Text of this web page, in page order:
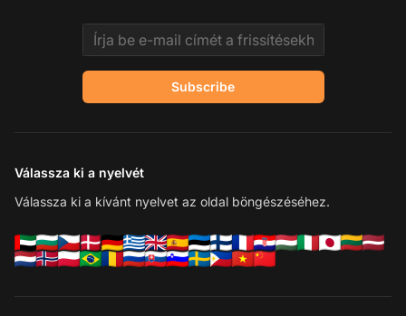
Email address
Subscribe
Válassza ki a nyelvét
Válassza ki a kívánt nyelvet az oldal böngészéséhez.